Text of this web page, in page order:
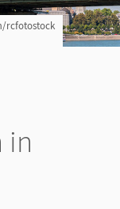
rcfotostock
in